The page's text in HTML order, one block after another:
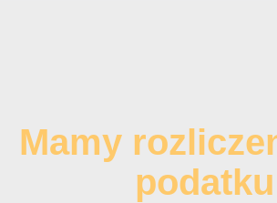
Mamy
podatku